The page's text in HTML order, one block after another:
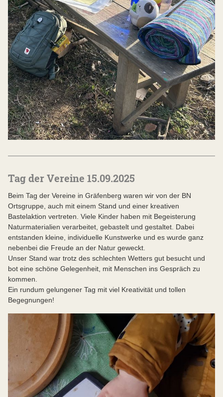
Tag der Vereine 15.09.2025
Beim Tag der Vereine in Gräfenberg waren wir von der BN
Ortsgruppe, auch mit einem Stand und einer kreativen
Bastelaktion vertreten. Viele Kinder haben mit Begeisterung
Naturmaterialien verarbeitet, gebastelt und gestaltet. Dabei
entstanden kleine, individuelle Kunstwerke und es wurde ganz
nebenbei die Freude an der Natur geweckt.
Unser Stand war trotz des schlechten Wetters gut besucht und
bot eine schöne Gelegenheit, mit Menschen ins Gespräch zu
kommen.
Ein rundum gelungener Tag mit viel Kreativität und tollen
Begegnungen!